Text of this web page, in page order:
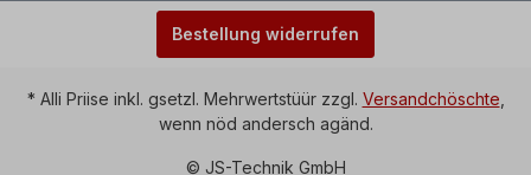
Bestellung widerrufen
* Alli Priise inkl. gsetzl. Mehrwertstüür zzgl. Versandchöschte
wenn nöd andersch agänd.
© JS-Technik GmbH